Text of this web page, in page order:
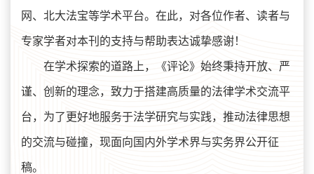
网、北大法宝等学术平台。在此，对各位作者、读者与
专家学者对本刊的支持与帮助表达诚挚感谢！
在学术探索的道路上，《评论》始终秉持开放、严
谨、创新的理念，致力于搭建高质量的法律学术交流平
台，为了更好地服务于法学研究与实践，推动法律思想
的交流与碰撞，现面向国内外学术界与实务界公开征
稿。